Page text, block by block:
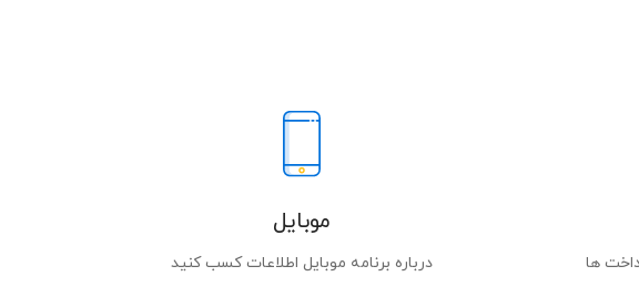
ها
موبایل
درباره برنامه موبایل اطلاعات کسب کنید